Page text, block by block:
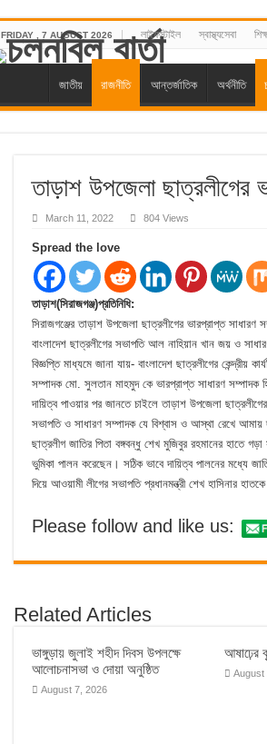
FRIDAY , 7 AUGUST 2026 লাইফস্টাইল স্বাস্থ্যসেবা
জাতীয় রাজনীতি আন্তর্জাতিক অর্থনীতি
তাড়াশ উপজেলা ছাত্রলীগের
March 11, 2022 804 Views
Spread the love
তাড়াশ(সিরাজগঞ্জ)প্রতিনিধি:
সিরাজগঞ্জের তাড়াশ উপজেলা ছাত্রলীগের ভারপ্রাপ্ত
বাংলাদেশ ছাত্রলীগের সভাপতি আল নাহিয়ান খান জয় ও
বিজ্ঞপ্তি মাধ্যমে জানা যায়- বাংলাদেশ ছাত্রলীগের কেন্দ্রীয়
সম্পাদক মো. সুলতান মাহমুদ কে ভারপ্রাপ্ত সাধারণ সম্পাদক
দায়িত্ব পাওয়ার পর জানতে চাইলে তাড়াশ উপজেলা
সভাপতি ও সাধারণ সম্পাদক যে বিশ্বাস ও আস্থা রেখে আমায়
ছাত্রলীগ জাতির পিতা বঙ্গবন্ধু শেখ মুজিবুর রহমানের হাতে
ভুমিকা পালন করেছেন। সঠিক ভাবে দায়িত্ব পালনের মধ্যে
দিয়ে আওয়ামী লীগের সভাপতি প্রধানমন্ত্রী শেখ হাসিনার
Please follow and like us:
Related Articles
ভাঙ্গুড়ায় জুলাই শহীদ দিবস উপলক্ষে
আলোচনাসভা ও দোয়া অনুষ্ঠিত
August 7, 2026
আষাঢ়ের
August